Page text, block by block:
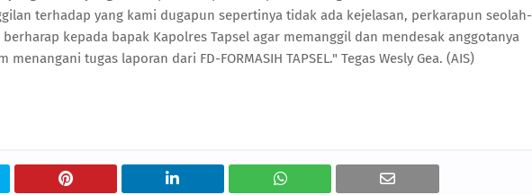
terhadap yang kami dugapun sepertinya tidak ada kejelasan, perkarapun seolah-
kepada bapak Kapolres Tapsel agar memanggil dan mendesak anggotanya
tugas laporan dari FD-FORMASIH TAPSEL." Tegas Wesly Gea. (AIS)